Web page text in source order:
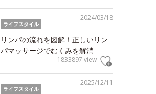
2024/03/18
ライフスタイル
リンパの流れを図解！正しいリン
パマッサージでむくみを解消
1833897 view
2025/12/11
ライフスタイル